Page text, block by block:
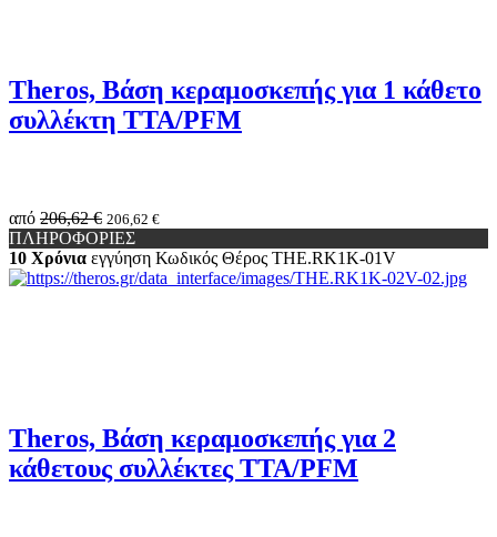
Theros, Βάση κεραμοσκεπής για 1 κάθετο
συλλέκτη TTA/PFM
από 206,62 € 206,62 €
ΠΛΗΡΟΦΟΡΙΕΣ
10 Χρόνια εγγύηση Κωδικός Θέρος THE.RK1K-01V
Theros, Βάση κεραμοσκεπής για 2
κάθετους συλλέκτες TTA/PFM